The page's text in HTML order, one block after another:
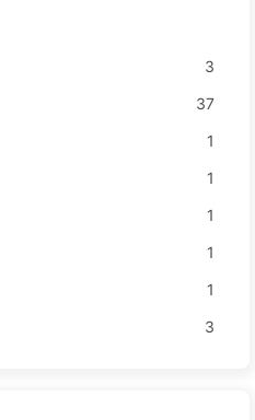
3
37
1
1
1
1
1
3